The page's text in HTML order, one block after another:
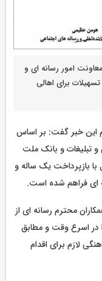
امور رسانه ای و
برای اهالی
این خبر گفت: بر اساس
تبلیغات و بانک ملت
مبلغ ۵۰۰ میلیون ریال با بازپرداخت یک ساله و
ای فراهم شده است.
محترم رسانه ای از
در اسرع وقت و مطابق
لازم برای اقدام